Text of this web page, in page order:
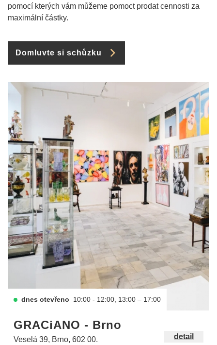
pomocí kterých vám můžeme pomoct prodat cennosti za
maximální částky.
Domluvte si schůzku
dnes otevřeno 10:00 - 12:00, 13:00 – 17:00
GRACiANO - Brno
Veselá 39, Brno, 602 00. detail